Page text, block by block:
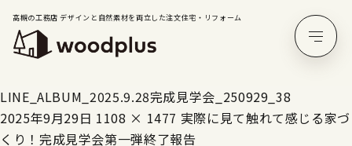
高槻の工務店 デザインと自然素材を両立した注文住宅・リフォーム
LINE_ALBUM_2025.9.28完成見学会_250929_38
2025年9月29日 1108 × 1477 実際に見て触れて感じる家づ
くり！完成見学会第一弾終了報告